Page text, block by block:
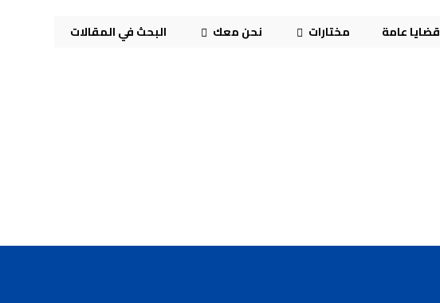
قضايا عامة مختارات نحن معك البحث في المقالات